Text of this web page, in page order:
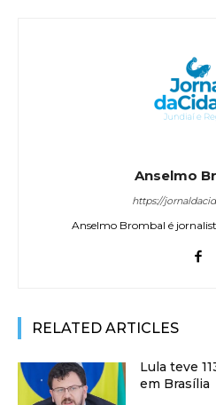
Anselmo
https://
Anselmo Brombal é
RELATED ARTICLES
Lula teve
em Brasília